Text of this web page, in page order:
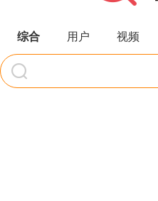
综合 用户 视频